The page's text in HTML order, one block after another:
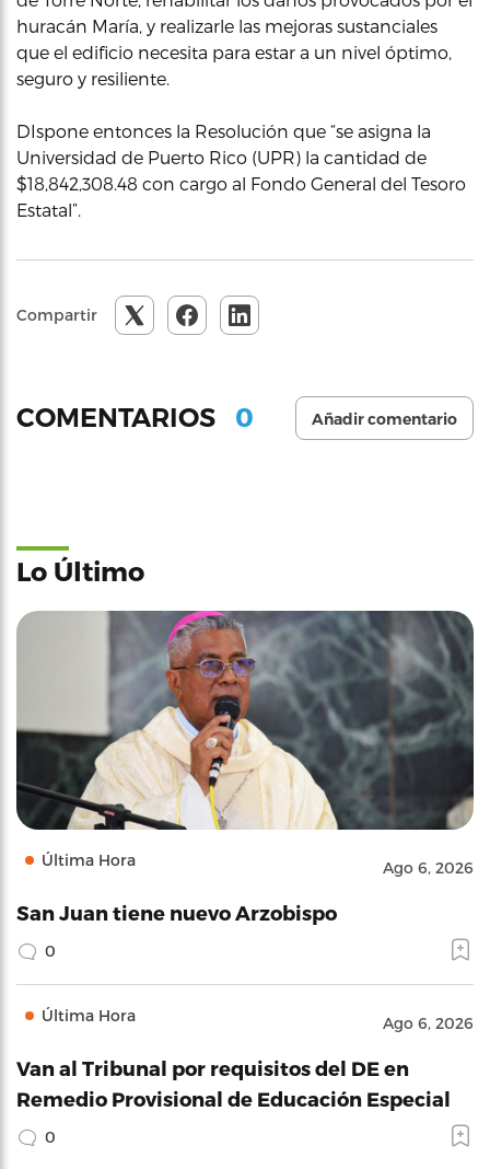
huracán María, y realizarle las mejoras sustanciales
que el edificio necesita para estar a un nivel óptimo,
seguro y resiliente.
DIspone entonces la Resolución que “se asigna la
Universidad de Puerto Rico (UPR) la cantidad de
$18,842,308.48 con cargo al Fondo General del Tesoro
Estatal”.
Compartir
COMENTARIOS 0 Añadir comentario
Lo Último
Última Hora Ago 6, 2026
San Juan tiene nuevo Arzobispo
0
Última Hora Ago 6, 2026
Van al Tribunal por requisitos del DE en
Remedio Provisional de Educación Especial
0